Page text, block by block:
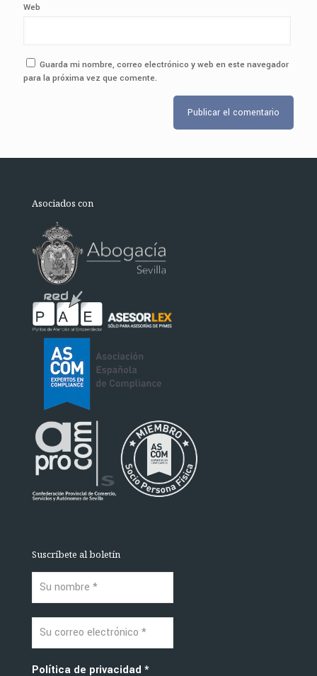
Web
Guarda mi nombre, correo electrónico y web en este navegador
para la próxima vez que comente.
Asociados con
Suscríbete al boletín
Política de privacidad *